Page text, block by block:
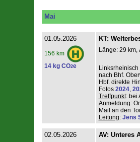
Mai
01.05.2026
156 km
14 kg CO2e
KT:
Länge: 29 km,
nach Bhf.
Hbf. direkte
Fotos 2024,
Treffpunkt: bei
Anmeldung:
Mail an den
Leitung: Jens
02.05.2026 AV: Unteres